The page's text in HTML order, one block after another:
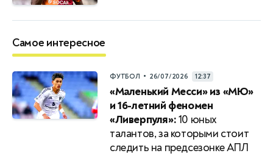
Самое интересное
ФУТБОЛ • 26/07/2026 12:37
«Маленький Месси» из «МЮ»
и 16-летний феномен
«Ливерпуля»:10 юных
талантов, за которыми стоит
следить на предсезонке АПЛ